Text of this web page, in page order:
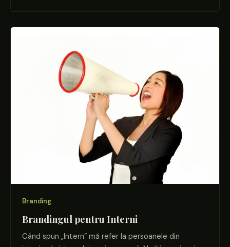
Branding
Brandingul pentru Interni
Când spun „Intern” mă refer la persoanele din